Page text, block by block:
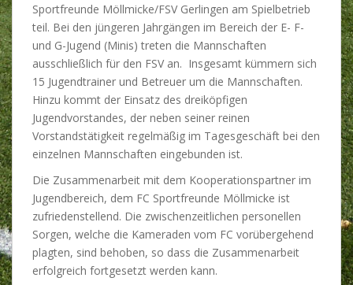
Sportfreunde Möllmicke/FSV Gerlingen am Spielbetrieb
teil. Bei den jüngeren Jahrgängen im Bereich der E- F-
und G-Jugend (Minis) treten die Mannschaften
ausschließlich für den FSV an. Insgesamt kümmern sich
15 Jugendtrainer und Betreuer um die Mannschaften.
Hinzu kommt der Einsatz des dreiköpfigen
Jugendvorstandes, der neben seiner reinen
Vorstandstätigkeit regelmäßig im Tagesgeschäft bei den
einzelnen Mannschaften eingebunden ist.
Die Zusammenarbeit mit dem Kooperationspartner im
Jugendbereich, dem FC Sportfreunde Möllmicke ist
zufriedenstellend. Die zwischenzeitlichen personellen
Sorgen, welche die Kameraden vom FC vorübergehend
plagten, sind behoben, so dass die Zusammenarbeit
erfolgreich fortgesetzt werden kann.